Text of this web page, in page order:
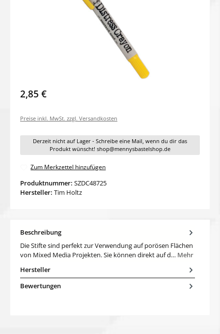
2,85 €
Preise inkl. MwSt. zzgl. Versandkosten
Derzeit nicht auf Lager - Schreibe eine Mail, wenn du dir das
Produkt wünscht! shop@mennysbastelshop.de
Zum Merkzettel hinzufügen
Produktnummer: SZDC48725
Hersteller: Tim Holtz
Beschreibung
Die Stifte sind perfekt zur Verwendung auf porösen Flächen
von Mixed Media Projekten. Sie können direkt auf d… Mehr
Hersteller
Bewertungen